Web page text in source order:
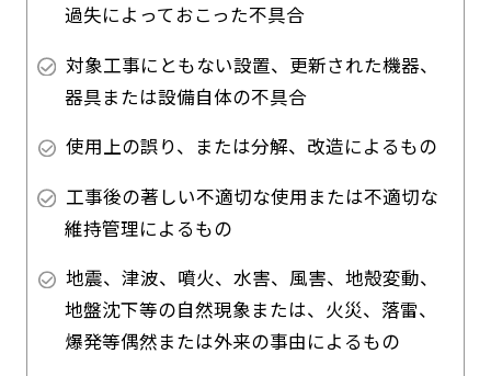
過失によっておこった不具合
対象工事にともない設置、更新された機器、
器具または設備自体の不具合
使用上の誤り、または分解、改造によるもの
工事後の著しい不適切な使用または不適切な
維持管理によるもの
地震、津波、噴火、水害、風害、地殻変動、
地盤沈下等の自然現象または、火災、落雷、
爆発等偶然または外来の事由によるもの